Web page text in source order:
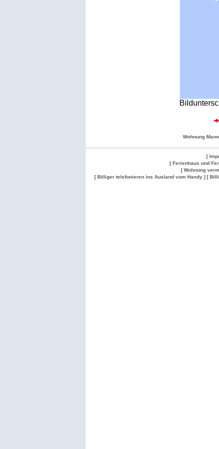
Wohnung
[
[ Ferienhaus und
[ Wohnung
[ Billiger telefonieren ins Ausland vom Handy ] [